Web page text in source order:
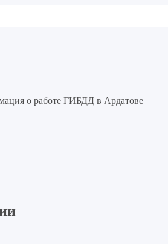
о работе ГИБДД в Ардатове